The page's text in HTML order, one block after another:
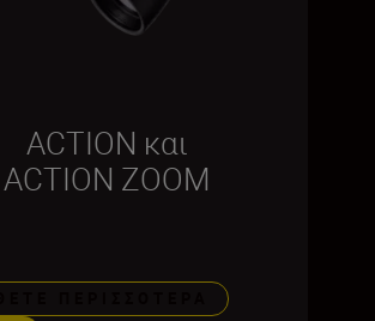
ACTION και
ACTION ZOOM